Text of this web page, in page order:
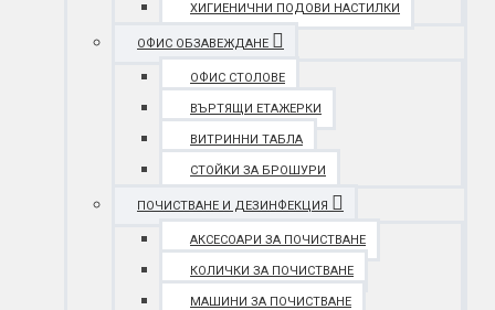
ХИГИЕНИЧНИ ПОДОВИ НАСТИЛКИ
ОФИС ОБЗАВЕЖДАНЕ
ОФИС СТОЛОВЕ
ВЪРТЯЩИ ЕТАЖЕРКИ
ВИТРИННИ ТАБЛА
СТОЙКИ ЗА БРОШУРИ
ПОЧИСТВАНЕ И ДЕЗИНФЕКЦИЯ
АКСЕСОАРИ ЗА ПОЧИСТВАНЕ
КОЛИЧКИ ЗА ПОЧИСТВАНЕ
МАШИНИ ЗА ПОЧИСТВАНЕ